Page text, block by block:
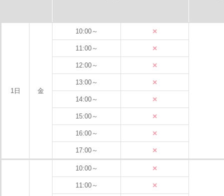
1日 金
10:00～ ×
11:00～ ×
12:00～ ×
13:00～ ×
14:00～ ×
15:00～ ×
16:00～ ×
17:00～ ×
10:00～ ×
11:00～ ×